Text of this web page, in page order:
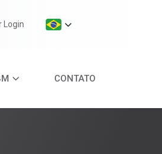
Login
CONTATO